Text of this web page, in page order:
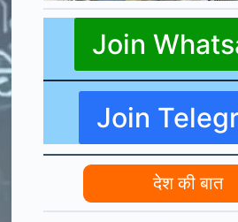
Join
Join
देश की बात